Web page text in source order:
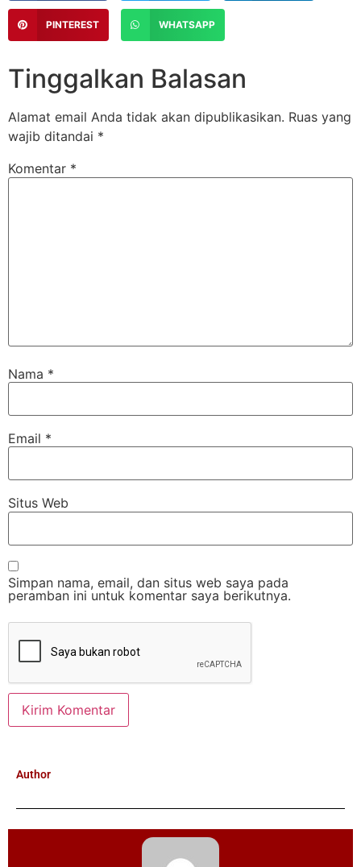
PINTEREST WHATSAPP
Tinggalkan Balasan
Alamat email Anda tidak akan dipublikasikan. Ruas yang
wajib ditandai *
Komentar *
Nama *
Email *
Situs Web
Simpan nama, email, dan situs web saya pada
peramban ini untuk komentar saya berikutnya.
Author